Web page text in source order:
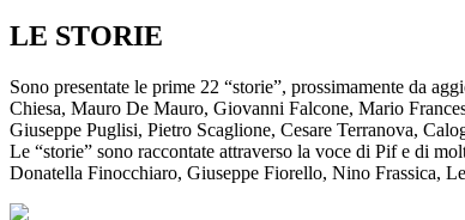
LE STORIE
Sono presentate le prime 22 “storie”, prossimamente da
Chiesa, Mauro De Mauro, Giovanni Falcone, Mario
Giuseppe Puglisi, Pietro Scaglione, Cesare Terranova,
Le “storie” sono raccontate attraverso la voce di Pif e di
Donatella Finocchiaro, Giuseppe Fiorello, Nino Frassica,